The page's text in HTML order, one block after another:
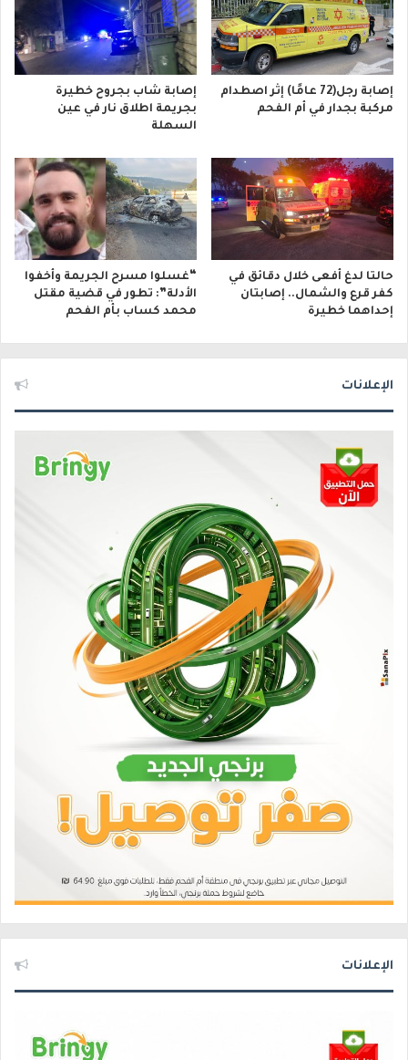
إصابة رجل(72 عامًا) إثر اصطدام
مركبة بجدار في أم الفحم
إصابة شاب بجروح خطيرة
بجريمة اطلاق نار في عين
السهلة
حالتا لدغ أفعى خلال دقائق في
كفر قرع والشمال.. إصابتان
إحداهما خطيرة
“غسلوا مسرح الجريمة وأخفوا
الأدلة”: تطور في قضية مقتل
محمد كساب بأم الفحم
الإعلانات
الإعلانات